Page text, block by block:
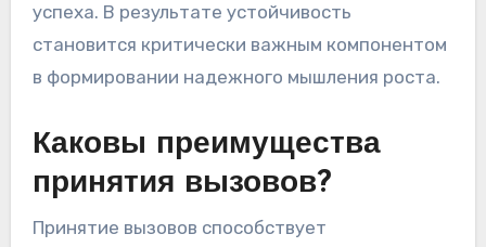
успеха. В результате устойчивость
становится критически важным компонентом
в формировании надежного мышления роста.
Каковы преимущества
принятия вызовов?
Принятие вызовов способствует